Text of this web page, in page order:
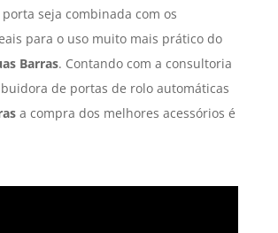
seja combinada com os
para o uso muito mais prático do
Barras. Contando com a consultoria
de portas de rolo automáticas
a compra dos melhores acessórios é